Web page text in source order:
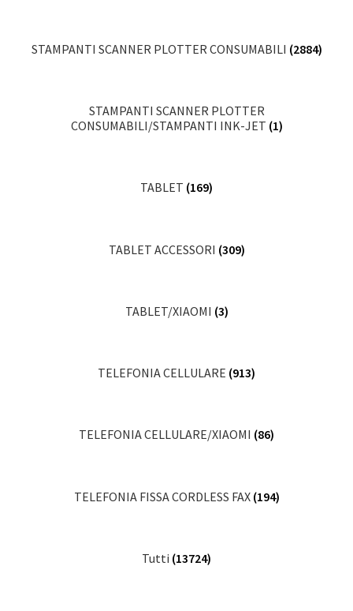
STAMPANTI SCANNER PLOTTER CONSUMABILI (2884)
STAMPANTI SCANNER PLOTTER
CONSUMABILI/STAMPANTI INK-JET (1)
TABLET (169)
TABLET ACCESSORI (309)
TABLET/XIAOMI (3)
TELEFONIA CELLULARE (913)
TELEFONIA CELLULARE/XIAOMI (86)
TELEFONIA FISSA CORDLESS FAX (194)
Tutti (13724)